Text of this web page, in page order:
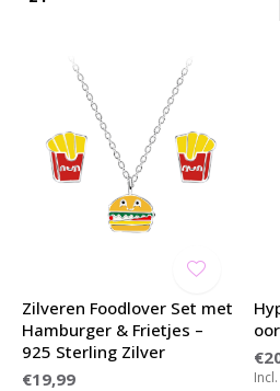
Zilveren Foodlover Set met
Hamburger & Frietjes –
925 Sterling Zilver
€19,99